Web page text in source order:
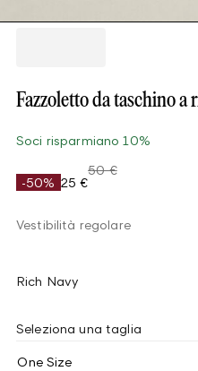
Fazzoletto da taschino a
Soci risparmiano 10%
-50% 25 €
50 €
Vestibilità regolare
Rich Navy
Seleziona una taglia
One Size